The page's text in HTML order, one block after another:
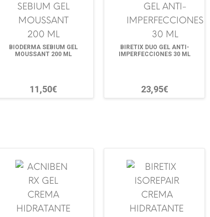
BIODERMA SEBIUM GEL
MOUSSANT 200 ML
11,50€
BIRETIX DUO GEL ANTI-
IMPERFECCIONES 30 ML
23,95€